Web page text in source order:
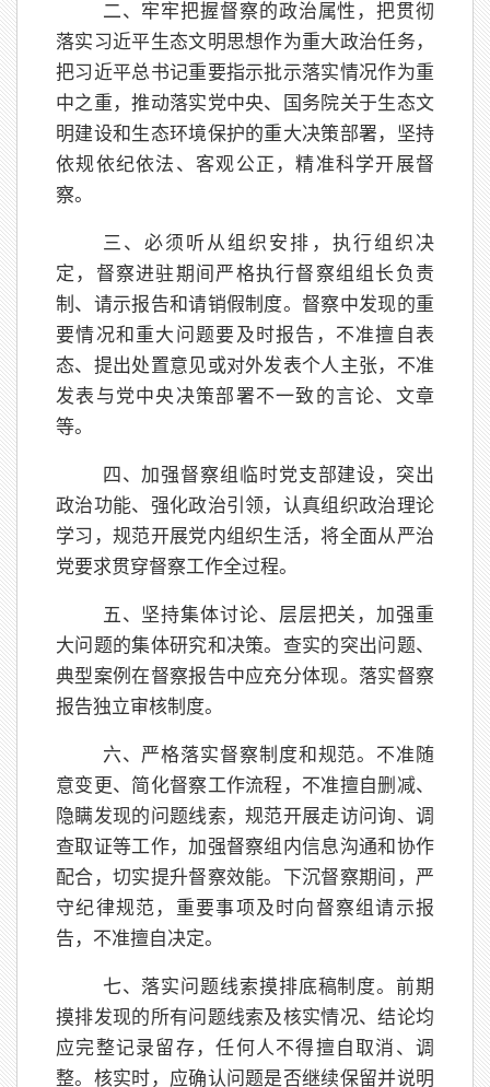
二、牢牢把握督察的政治属性，把贯彻
落实习近平生态文明思想作为重大政治任务，
把习近平总书记重要指示批示落实情况作为重
中之重，推动落实党中央、国务院关于生态文
明建设和生态环境保护的重大决策部署，坚持
依规依纪依法、客观公正，精准科学开展督
察。
三、必须听从组织安排，执行组织决
定，督察进驻期间严格执行督察组组长负责
制、请示报告和请销假制度。督察中发现的重
要情况和重大问题要及时报告，不准擅自表
态、提出处置意见或对外发表个人主张，不准
发表与党中央决策部署不一致的言论、文章
等。
四、加强督察组临时党支部建设，突出
政治功能、强化政治引领，认真组织政治理论
学习，规范开展党内组织生活，将全面从严治
党要求贯穿督察工作全过程。
五、坚持集体讨论、层层把关，加强重
大问题的集体研究和决策。查实的突出问题、
典型案例在督察报告中应充分体现。落实督察
报告独立审核制度。
六、严格落实督察制度和规范。不准随
意变更、简化督察工作流程，不准擅自删减、
隐瞒发现的问题线索，规范开展走访问询、调
查取证等工作，加强督察组内信息沟通和协作
配合，切实提升督察效能。下沉督察期间，严
守纪律规范，重要事项及时向督察组请示报
告，不准擅自决定。
七、落实问题线索摸排底稿制度。前期
摸排发现的所有问题线索及核实情况、结论均
应完整记录留存，任何人不得擅自取消、调
整。核实时，应确认问题是否继续保留并说明